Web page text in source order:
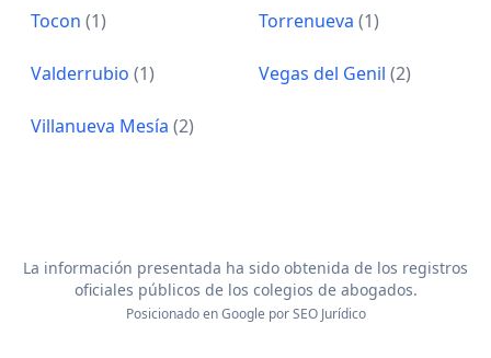
Tocon (1) Torrenueva (1)
Valderrubio (1) Vegas del Genil (2)
Villanueva Mesía (2)
La información presentada ha sido obtenida de los registros
oficiales públicos de los colegios de abogados.
Posicionado en Google porSEO Jurídico